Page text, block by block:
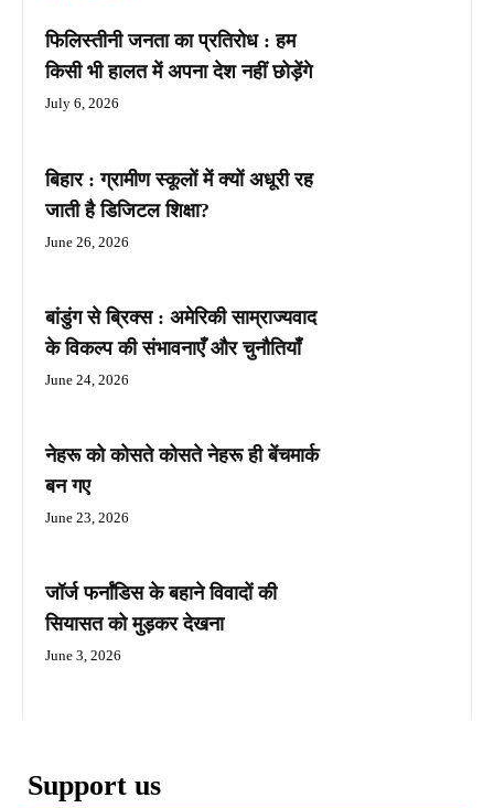
फिलिस्तीनी जनता का प्रतिरोध : हम
किसी भी हालत में अपना देश नहीं छोड़ेंगे
July 6, 2026
बिहार : ग्रामीण स्कूलों में क्यों अधूरी रह
जाती है डिजिटल शिक्षा?
June 26, 2026
बांडुंग से ब्रिक्स : अमेरिकी साम्राज्यवाद
के विकल्प की संभावनाएँ और चुनौतियाँ
June 24, 2026
नेहरू को कोसते कोसते नेहरू ही बेंचमार्क
बन गए
June 23, 2026
जॉर्ज फर्नांडिस के बहाने विवादों की
सियासत को मुड़कर देखना
June 3, 2026
Support us